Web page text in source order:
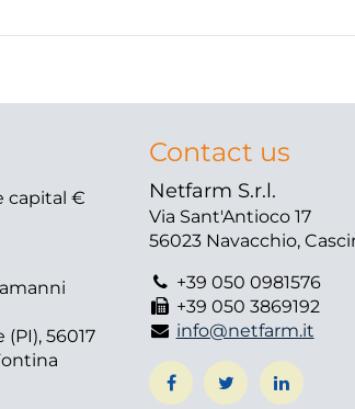
capital €
56017
Contact us
Netfarm S.r.l.
Via Sant'Antioco 17
56023 Navacchio,
+39 050 0981576
+39 050 3869192
info@netfarm.it